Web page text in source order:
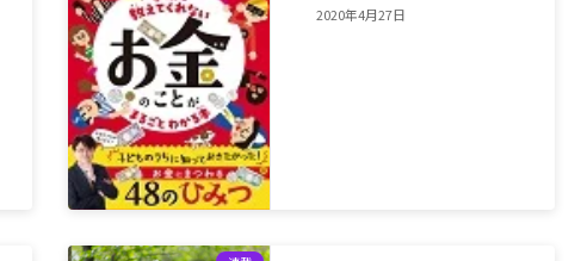
2020年4月27日